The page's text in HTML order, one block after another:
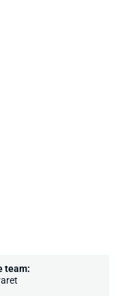
team: